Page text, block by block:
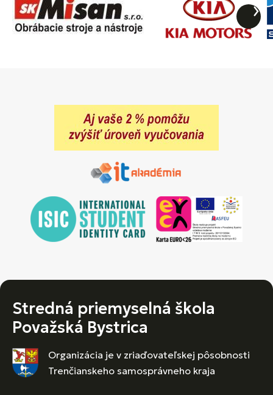
Stredná priemyselná škola
Považská Bystrica
Organizácia je v zriaďovateľskej pôsobnosti
Trenčianskeho samosprávneho kraja